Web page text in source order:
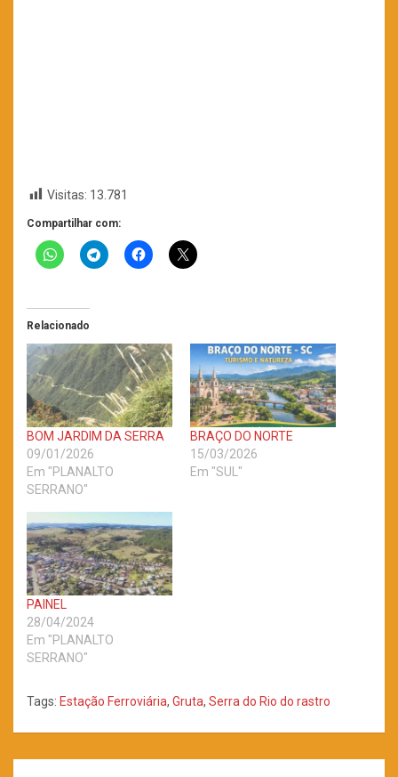
Visitas: 13.781
Compartilhar com:
Relacionado
BOM JARDIM DA SERRA
09/01/2026
Em "PLANALTO
SERRANO"
BRAÇO DO NORTE
15/03/2026
Em "SUL"
PAINEL
28/04/2024
Em "PLANALTO
SERRANO"
Tags: Estação Ferroviária, Gruta, Serra do Rio do rastro